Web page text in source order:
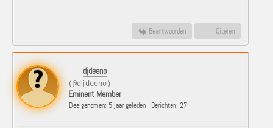
Beantwoorden Citeren
djdeeno
(@djdeeno)
Eminent Member
Deelgenomen: 5 jaar geleden Berichten: 27